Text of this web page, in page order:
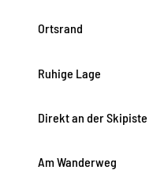
Ortsrand
Ruhige Lage
Direkt an der Skipiste
Am Wanderweg